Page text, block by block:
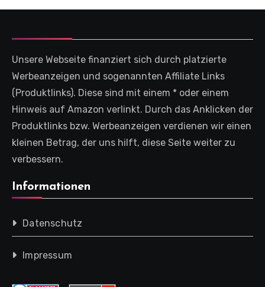
Unsere Webseite finanziert sich durch platzierte
Werbeanzeigen und sogenannten Affiliate Links
(Produktlinks). Diese sind mit einem * oder einem
Hinweis auf Amazon verlinkt. Durch das Anklicken der
Produktlinks bzw. Werbeanzeigen verdienen wir einen
kleinen Betrag, der uns hilft, diese Seite weiter zu
verbessern.
Informationen
Datenschutz
Impressum